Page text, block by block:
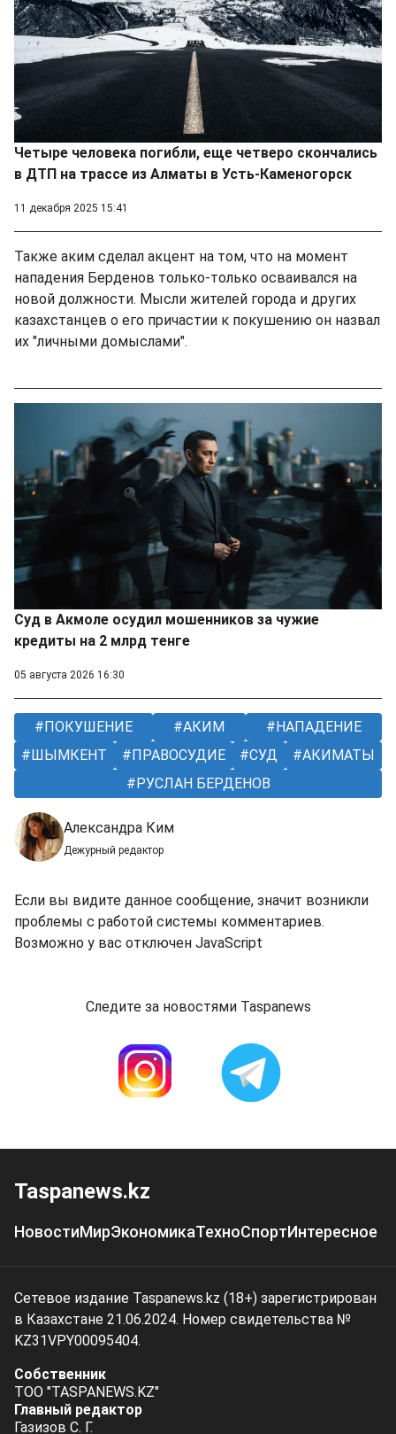
Четыре человека погибли, еще четверо скончались
в ДТП на трассе из Алматы в Усть-Каменогорск
11 декабря 2025 15:41
Также аким сделал акцент на том, что на момент
нападения Берденов только-только осваивался на
новой должности. Мысли жителей города и других
казахстанцев о его причастии к покушению он назвал
их "личными домыслами".
Суд в Акмоле осудил мошенников за чужие
кредиты на 2 млрд тенге
05 августа 2026 16:30
ПОКУШЕНИЕ АКИМ
НАПАДЕНИЕ
ШЫМКЕНТ
ПРАВОСУДИЕ СУД
АКИМАТЫ
РУСЛАН БЕРДЕНОВ
Александра Ким
Дежурный редактор
Если вы видите данное сообщение, значит возникли
проблемы с работой системы комментариев.
Возможно у вас отключен JavaScript
Следите за новостями Taspanews
Taspanews.kz
НовостиМирЭкономикаТехноСпортИнтересное
Сетевое издание Taspanews.kz (18+) зарегистрирован
в Казахстане 21.06.2024. Номер свидетельства №
KZ31VPY00095404.
Собственник
ТОО "TASPANEWS.KZ"
Главный редактор
Газизов С. Г.